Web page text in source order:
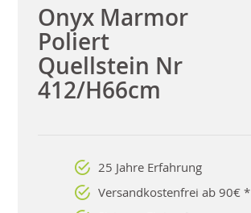
Onyx Marmor
Poliert
Quellstein Nr
412/H66cm
25 Jahre Erfahrung
Versandkostenfrei ab 90€ *